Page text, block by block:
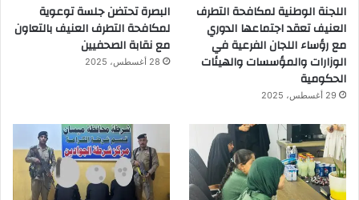
اللجنة الوطنية لمكافحة التطرف
العنيف تعقد اجتماعها الدوري
مع رؤساء اللجان الفرعية في
الوزارات والمؤسسات والهيئات
الحكومية
29 أغسطس، 2025
البصرة تحتضن جلسة توعوية
لمكافحة التطرف العنيف بالتعاون
مع نقابة الصحفيين
28 أغسطس، 2025